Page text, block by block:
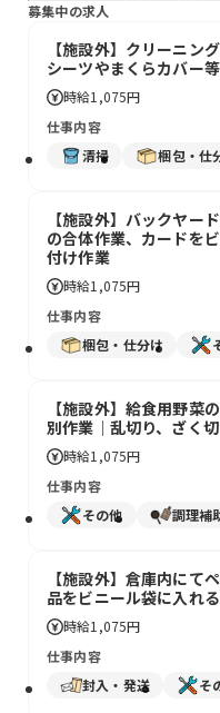
募集中の求人
【施設外】クリーニン
シーツやまくらカバー
時給1,075円
仕事内容
清掃
梱包・仕
【施設外】バックヤー
の合体作業、カードを
付け作業
時給1,075円
仕事内容
梱包・仕分け
【施設外】給食用野菜
別作業｜乱切り、ざく
時給1,075円
仕事内容
その他
調理補
【施設外】倉庫内にて
品をビニール袋に入れ
時給1,075円
仕事内容
封入・発送
そ